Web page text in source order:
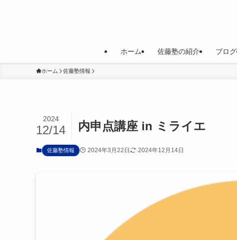
ホーム 佐藤塾の紹介 ブログ
ホーム 佐藤塾情報
内申点講座 in ミライエ
2024
12/14
佐藤塾情報 2024年3月22日 2024年12月14日